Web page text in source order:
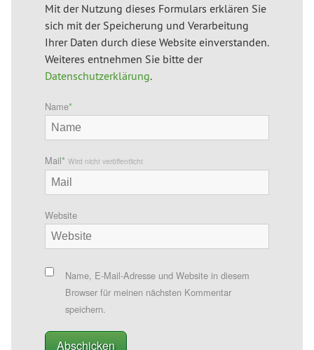
Mit der Nutzung dieses Formulars erklären Sie
sich mit der Speicherung und Verarbeitung
Ihrer Daten durch diese Website einverstanden.
Weiteres entnehmen Sie bitte der
Datenschutzerklärung.
Name*
Mail* Wird nicht veröffentlicht
Website
Name, E-Mail-Adresse und Website in diesem
Browser für meinen nächsten Kommentar
speichern.